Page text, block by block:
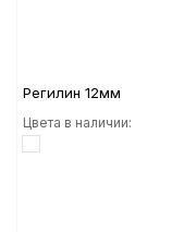
Регилин 12мм
Цвета в наличии: